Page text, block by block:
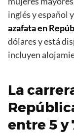
inglés y español
azafata en
dólares y está
incluyen
La
entre 5 y